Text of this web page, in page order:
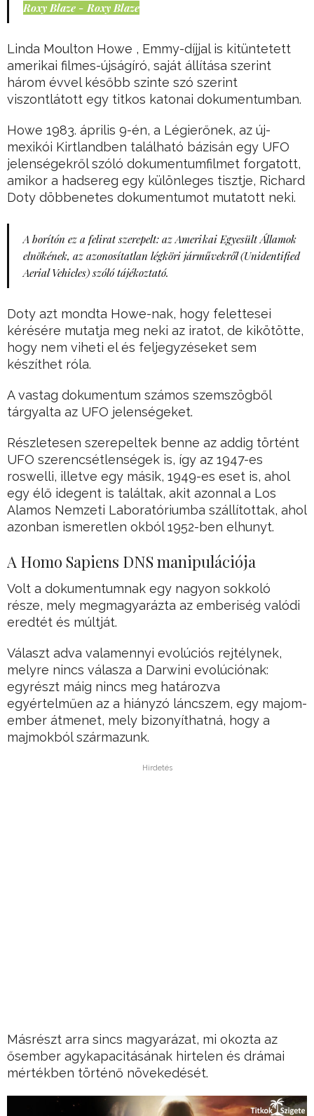
Roxy Blaze - Roxy Blaze
Linda Moulton Howe , Emmy-díjjal is kitüntetett
amerikai filmes-újságíró, saját állítása szerint
három évvel később szinte szó szerint
viszontlátott egy titkos katonai dokumentumban.
Howe 1983. április 9-én, a Légierőnek, az új-
mexikói Kirtlandben található bázisán egy UFO
jelenségekről szóló dokumentumfilmet forgatott,
amikor a hadsereg egy különleges tisztje, Richard
Doty döbbenetes dokumentumot mutatott neki.
A borítón ez a felirat szerepelt: az Amerikai Egyesült Államok
elnökének, az azonosítatlan légköri járművekről (Unidentified
Aerial Vehicles) szóló tájékoztató.
Doty azt mondta Howe-nak, hogy felettesei
kérésére mutatja meg neki az iratot, de kikötötte,
hogy nem viheti el és feljegyzéseket sem
készíthet róla.
A vastag dokumentum számos szemszögből
tárgyalta az UFO jelenségeket.
Részletesen szerepeltek benne az addig történt
UFO szerencsétlenségek is, így az 1947-es
roswelli, illetve egy másik, 1949-es eset is, ahol
egy élő idegent is találtak, akit azonnal a Los
Alamos Nemzeti Laboratóriumba szállítottak, ahol
azonban ismeretlen okból 1952-ben elhunyt.
A Homo Sapiens DNS manipulációja
Volt a dokumentumnak egy nagyon sokkoló
része, mely megmagyarázta az emberiség valódi
eredtét és múltját.
Választ adva valamennyi evolúciós rejtélynek,
melyre nincs válasza a Darwini evolúciónak:
egyrészt máig nincs meg határozva
egyértelműen az a hiányzó láncszem, egy majom-
ember átmenet, mely bizonyíthatná, hogy a
majmokból származunk.
Hirdetés
Másrészt arra sincs magyarázat, mi okozta az
ősember agykapacitásának hirtelen és drámai
mértékben történő növekedését.